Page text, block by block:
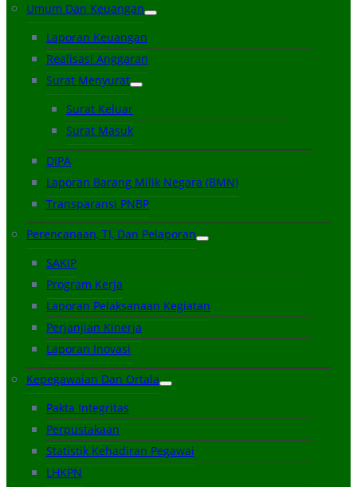
Umum Dan Keuangan
Laporan Keuangan
Realisasi Anggaran
Surat Menyurat
Surat Keluar
Surat Masuk
DIPA
Laporan Barang Milik Negara (BMN)
Transparansi PNBP
Perencanaan, TI, Dan Pelaporan
SAKIP
Program Kerja
Laporan Pelaksanaan Kegiatan
Perjanjian Kinerja
Laporan Inovasi
Kepegawaian Dan Ortala
Pakta Integritas
Perpustakaan
Statistik Kehadiran Pegawai
LHKPN